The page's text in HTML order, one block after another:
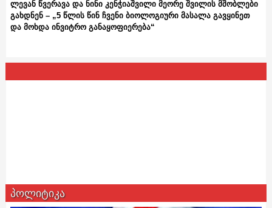
ლევან წვერავა და ნინი კენჭიაშვილი მეორე შვილის მშობლები
გახდნენ – „5 წლის წინ ჩვენი ბიოლოგიური მასალა გავყინეთ
და მოხდა ინვიტრო განაყოფიერება“
პოლიტიკა